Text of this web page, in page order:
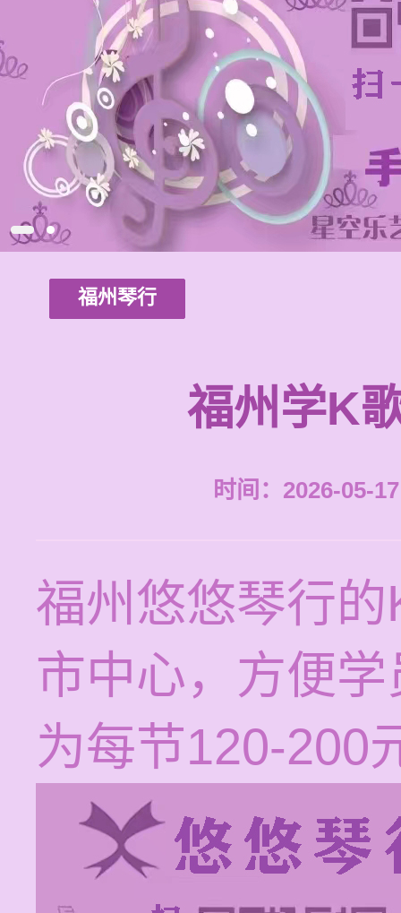
福州琴行
福州学K
时间：2026-05-
福州悠悠琴行
市中心，方便
为每节120-200